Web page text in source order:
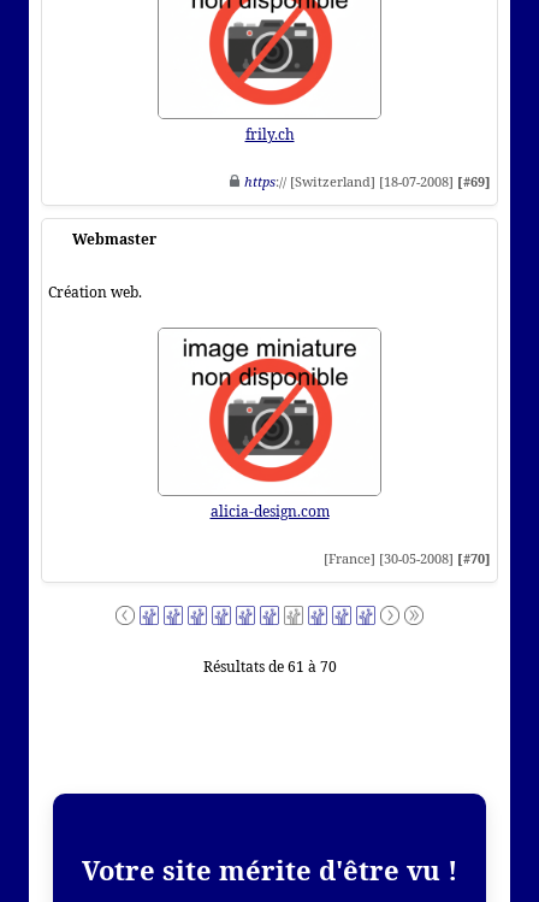
frily.ch
https:// [Switzerland] [18-07-2008] [#69]
Webmaster
Création web.
alicia-design.com
[France] [30-05-2008] [#70]
Résultats de 61 à 70
Votre site mérite d'être vu !